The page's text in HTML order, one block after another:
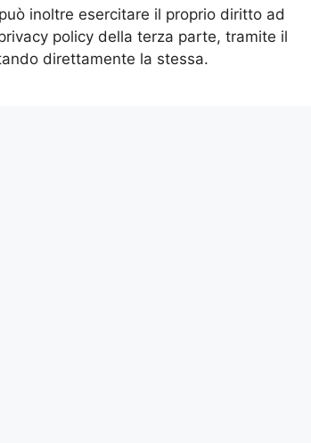
inoltre esercitare il proprio diritto ad
policy della terza parte, tramite il
direttamente la stessa.